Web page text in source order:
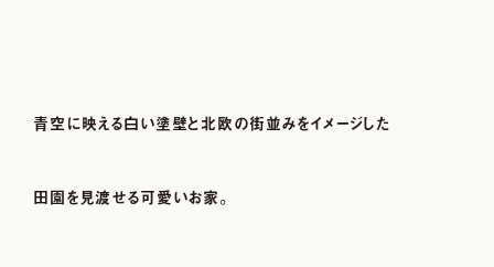
青空に映える白い塗壁と北欧の街並みをイメージした
田園を見渡せる可愛いお家。